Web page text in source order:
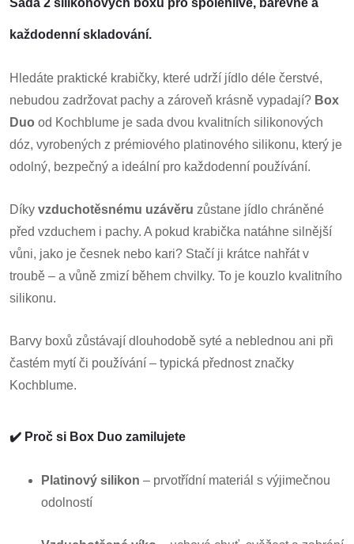
každodenní skladování.
Hledáte praktické krabičky, které udrží jídlo déle čerstvé,
nebudou zadržovat pachy a zároveň krásně vypadají? Box
Duo od Kochblume je sada dvou kvalitních silikonových
dóz, vyrobených z prémiového platinového silikonu, který je
odolný, bezpečný a ideální pro každodenní používání.
Díky vzduchotěsnému uzávěru zůstane jídlo chráněné
před vzduchem i pachy. A pokud krabička natáhne silnější
vůni, jako je česnek nebo kari? Stačí ji krátce nahřát v
troubě – a vůně zmizí během chvilky. To je kouzlo kvalitního
silikonu.
Barvy boxů zůstávají dlouhodobě syté a neblednou ani při
častém mytí či používání – typická přednost značky
Kochblume.
✔️ Proč si Box Duo zamilujete
Platinový silikon – prvotřídní materiál s výjimečnou
odolností